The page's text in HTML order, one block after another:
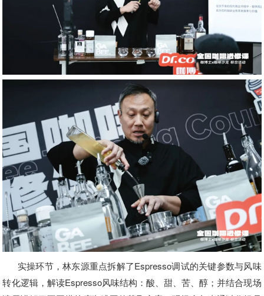
实操环节，林东源重点拆解了Espresso调试的关键参数与风味
转化逻辑，解读Espresso风味结构：酸、甜、苦、醇；并结合现场